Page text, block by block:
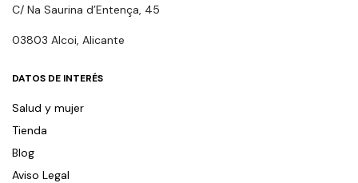
C/ Na Saurina d’Entença, 45
03803 Alcoi, Alicante
DATOS DE INTERÉS
Salud y mujer
Tienda
Blog
Aviso Legal